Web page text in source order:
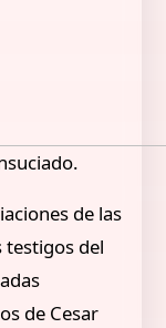
de las
testigos del
de Cesar